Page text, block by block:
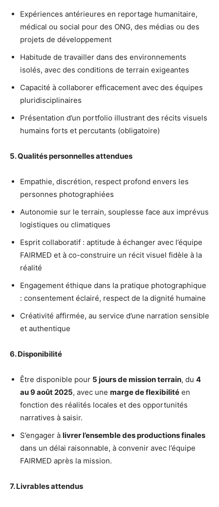
Expériences antérieures en reportage humanitaire,
médical ou social pour des ONG, des médias ou des
projets de développement
Habitude de travailler dans des environnements
isolés, avec des conditions de terrain exigeantes
Capacité à collaborer efficacement avec des équipes
pluridisciplinaires
Présentation d’un portfolio illustrant des récits visuels
humains forts et percutants (obligatoire)
5. Qualités personnelles attendues
Empathie, discrétion, respect profond envers les
personnes photographiées
Autonomie sur le terrain, souplesse face aux imprévus
logistiques ou climatiques
Esprit collaboratif : aptitude à échanger avec l’équipe
FAIRMED et à co-construire un récit visuel fidèle à la
réalité
Engagement éthique dans la pratique photographique
: consentement éclairé, respect de la dignité humaine
Créativité affirmée, au service d’une narration sensible
et authentique
6. Disponibilité
Être disponible pour 5 jours de mission terrain, du 4
au 9 août 2025, avec une marge de flexibilité en
fonction des réalités locales et des opportunités
narratives à saisir.
S’engager à livrer l’ensemble des productions finales
dans un délai raisonnable, à convenir avec l’équipe
FAIRMED après la mission.
7. Livrables attendus